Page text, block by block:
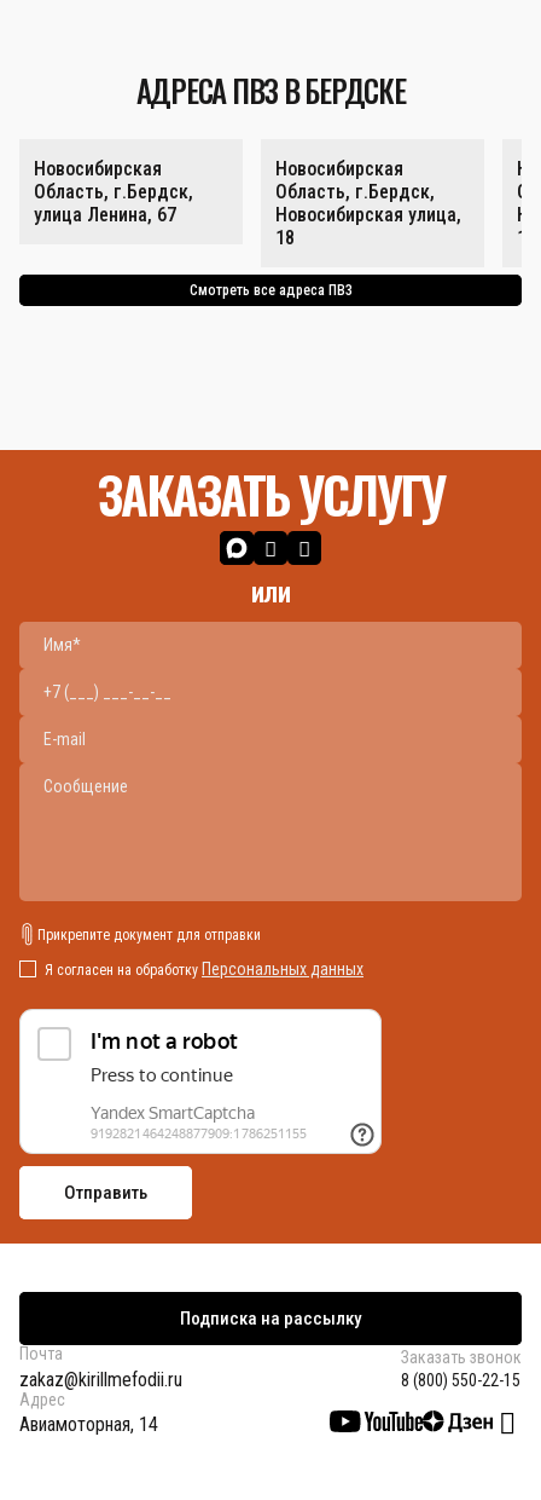
АДРЕСА ПВЗ В БЕРДСКЕ
Новосибирская
Область, г.Бердск,
улица Ленина, 67
Новосибирская
Область, г.Бердск,
Новосибирская улица,
18
18
Смотреть все адреса ПВЗ
ЗАКАЗАТЬ УСЛУГУ
или
Прикрепите документ для отправки
Я согласен на обработку Персональных данных
Подписка на рассылку
Почта
zakaz@kirillmefodii.ru
Заказать звонок
8 (800) 550-22-15
Адрес
Авиамоторная, 14